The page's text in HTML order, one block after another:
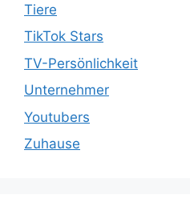
Tiere
TikTok Stars
TV-Persönlichkeit
Unternehmer
Youtubers
Zuhause